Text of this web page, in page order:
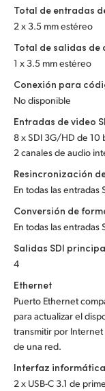
Portugal
South Africa
España
Sweden
Chinese
UAE
Ukraine
United
Total de entradas
2 x 3.5 mm estéreo
Total de salidas de
1 x 3.5 mm estéreo
Conexión para
No disponible
Entradas de video
8 x SDI 3G/HD de 10
2 canales de audio
Resincronización
En todas las entradas
Conversión de
En todas las entradas
Salidas SDI
4
Ethernet
Puerto Ethernet
para actualizar el
transmitir por
de una red.
Interfaz informática
2 x USB-C 3.1 de